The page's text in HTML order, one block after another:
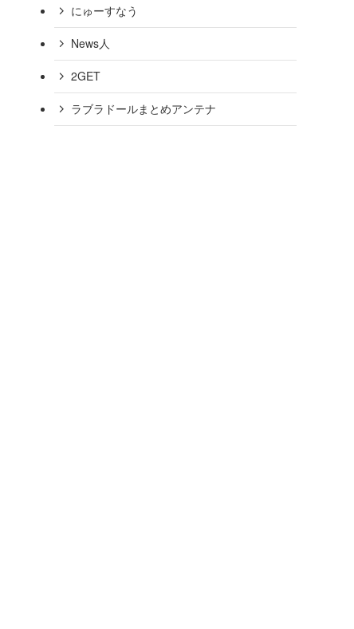
政府、情報活動で「仮装身分」の導入検討へ 従事者の
【琵琶湖に遺体 9日に発見3件相次ぐ】 -Yahoo!
【岐阜の朝鮮学校が令和6年度も多重申請】実費上回る
【外務省】ケニアの人材育成に2.6億円の無償資金協力［
にゅーすなう
News人
2GET
ラブラドールまとめアンテナ